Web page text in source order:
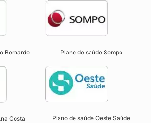
Bernardo Plano de saúde Sompo
Costa Plano de saúde Oeste Saúde